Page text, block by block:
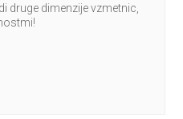
druge dimenzije vzmetnic,